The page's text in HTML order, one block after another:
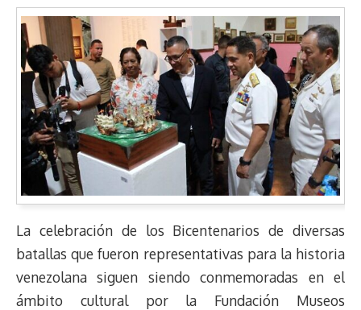
La celebración de los Bicentenarios de diversas
batallas que fueron representativas para la historia
venezolana siguen siendo conmemoradas en el
ámbito cultural por la Fundación Museos